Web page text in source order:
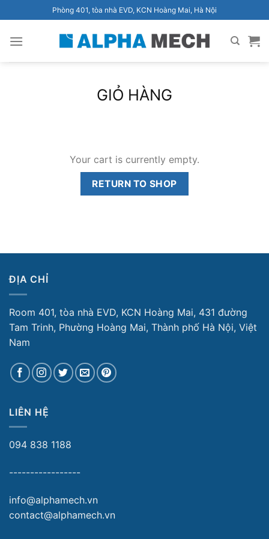
qua
nội
Phòng 401, tòa nhà EVD, KCN Hoàng Mai, Hà Nội
GIỎ HÀNG
Your cart is currently empty.
RETURN TO SHOP
ĐỊA CHỈ
Room 401, tòa nhà EVD, KCN Hoàng Mai, 431 đường
Tam Trinh, Phường Hoàng Mai, Thành phố Hà Nội, Việt
Nam
LIÊN HỆ
094 838 1188
-----------------
info@alphamech.vn
contact@alphamech.vn